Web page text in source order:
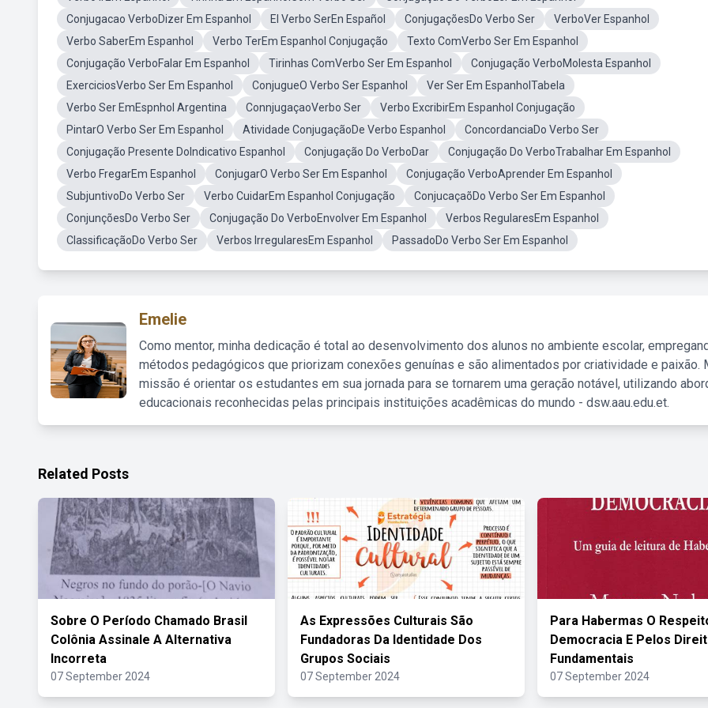
Conjugacao VerboDizer Em Espanhol
El Verbo SerEn Español ConjugaçõesDo Verbo Ser
VerboVer Espanhol
Verbo SaberEm Espanhol
Verbo TerEm Espanhol Conjugação
Texto ComVerbo Ser Em Espanhol
Conjugação VerboFalar Em Espanhol
Tirinhas ComVerbo Ser Em Espanhol
Conjugação VerboMolesta Espanhol
ExerciciosVerbo Ser Em Espanhol
ConjugueO Verbo Ser Espanhol
Ver Ser Em EspanholTabela
Verbo Ser EmEspnhol Argentina
ConnjugaçaoVerbo Ser
Verbo ExcribirEm Espanhol Conjugação
PintarO Verbo Ser Em Espanhol
Atividade ConjugaçãoDe Verbo Espanhol
ConcordanciaDo Verbo Ser
Conjugação Presente DoIndicativo Espanhol
Conjugação Do VerboDar
Conjugação Do VerboTrabalhar Em Espanhol
Verbo FregarEm Espanhol
ConjugarO Verbo Ser Em Espanhol
Conjugação VerboAprender Em Espanhol
SubjuntivoDo Verbo Ser
Verbo CuidarEm Espanhol Conjugação
ConjucaçaõDo Verbo Ser Em Espanhol
ConjunçõesDo Verbo Ser
Conjugação Do VerboEnvolver Em Espanhol
Verbos RegularesEm Espanhol
ClassificaçãoDo Verbo Ser
Verbos IrregularesEm Espanhol PassadoDo Verbo Ser Em Espanhol
Emelie
Como mentor, minha dedicação é total ao desenvolvimento dos alunos no ambiente escolar,
métodos pedagógicos que priorizam conexões genuínas e são alimentados por criatividade e paixão.
missão é orientar os estudantes em sua jornada para se tornarem uma geração notável, utilizando
educacionais reconhecidas pelas principais instituições acadêmicas do mundo - dsw.aau.edu.et.
Related Posts
Sobre O Período Chamado Brasil
Colônia Assinale A Alternativa
Incorreta
07 September 2024
As Expressões Culturais São
Fundadoras Da Identidade Dos
Grupos Sociais
07 September 2024
Para Habermas O
Democracia E Pelos
Fundamentais
07 September 2024